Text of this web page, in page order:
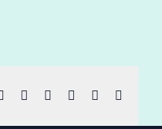
Telegram
TumblrPinterest Xing